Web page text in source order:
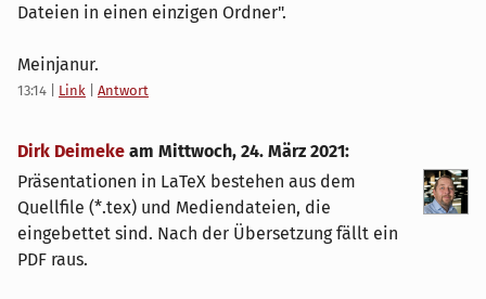
Dateien in einen einzigen Ordner".
Meinjanur.
13:14 Link Antwort
Dirk Deimeke am Mittwoch, 24. März 2021:
Präsentationen in LaTeX bestehen aus dem
Quellfile (*.tex) und Mediendateien, die
eingebettet sind. Nach der Übersetzung fällt ein
PDF raus.